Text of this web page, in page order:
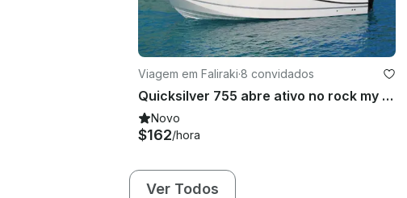
Viagem em Faliraki·8 convidados
Quicksilver 755 abre ativo no rock my boat em Rhodes
Novo
$162/hora
Ver Todos